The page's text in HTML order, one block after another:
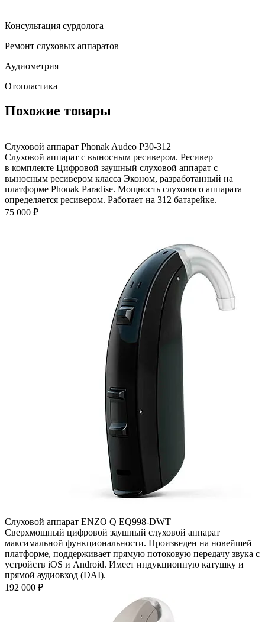
Консультация сурдолога
Ремонт слуховых аппаратов
Аудиометрия
Отопластика
Похожие товары
Слуховой аппарат Phonak Audeo P30-312
Слуховой аппарат с выносным ресивером. Ресивер
в комплекте Цифровой заушный слуховой аппарат с
выносным ресивером класса Эконом, разработанный на
платформе Phonak Paradise. Мощность слухового аппарата
определяется ресивером. Работает на 312 батарейке.
75 000 ₽
Слуховой аппарат ENZO Q EQ998-DWT
Сверхмощный цифровой заушный слуховой аппарат
максимальной функциональности. Произведен на новейшей
платформе, поддерживает прямую потоковую передачу звука с
устройств iOS и Android. Имеет индукционную катушку и
прямой аудиовход (DAI).
192 000 ₽